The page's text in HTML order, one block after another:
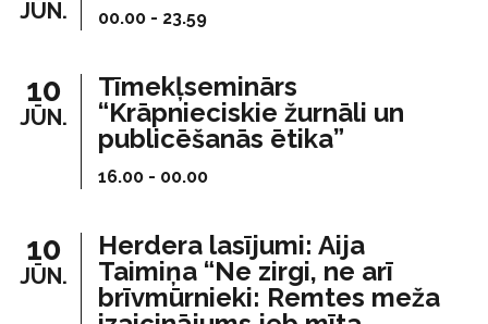
JŪN. 00.00 - 23.59
10
JŪN.
Tīmekļseminārs
“Krāpnieciskie žurnāli un
publicēšanās ētika”
16.00 - 00.00
10
JŪN.
Herdera lasījumi: Aija
Taimiņa “Ne zirgi, ne arī
brīvmūrnieki: Remtes meža